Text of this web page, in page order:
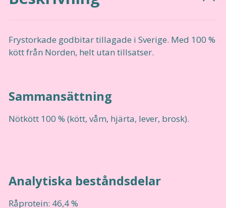
Frystorkade godbitar tillagade i Sverige. Med 100 %
kött från Norden, helt utan tillsatser.
Sammansättning
Nötkött 100 % (kött, våm, hjärta, lever, brosk).
Analytiska beståndsdelar
Råprotein: 46,4 %